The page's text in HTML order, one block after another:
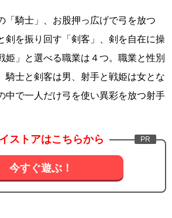
「騎士」、お股押っ広げで弓を放つ
剣を振り回す「剣客」、剣を自在に操
姫」と選べる職業は４つ。職業と性別
騎士と剣客は男、射手と戦姫は女とな
中で一人だけ弓を使い異彩を放つ射手
ストアはこちらから
今すぐ遊ぶ！